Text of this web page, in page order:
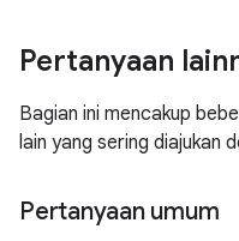
Pertanyaan
Bagian ini mencakup
lain yang sering diajukan
Pertanyaan umum